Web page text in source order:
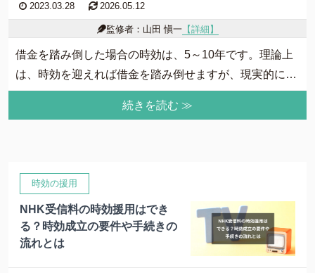
2023.03.28 2026.05.12
監修者：山田 愼一【詳細】
借金を踏み倒した場合の時効は、5～10年です。理論上
は、時効を迎えれば借金を踏み倒せますが、現実的には
取立てが行われるので難しいです。借金の返済が難しい
場合には債務整理もご検討ください。本記事では、借金
続きを読む ≫
時効の援用
NHK受信料の時効援用はでき
る？時効成立の要件や手続きの
流れとは